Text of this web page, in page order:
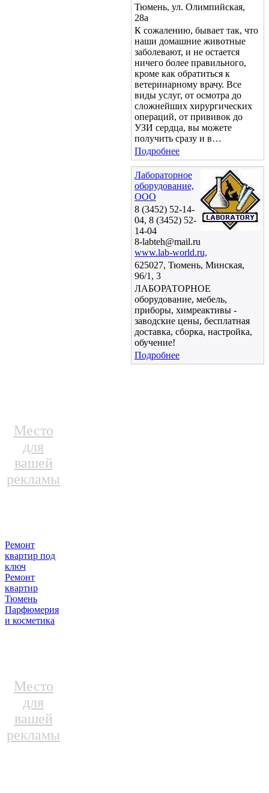
Тюмень, ул. Олимпийская,
28а
К сожалению, бывает так, что
наши домашние животные
заболевают, и не остается
ничего более правильного,
кроме как обратиться к
ветеринарному врачу. Все
виды услуг, от осмотра до
сложнейших хирургических
операций, от прививок до
УЗИ сердца, вы можете
получить сразу и в…
Подробнее
Лабораторное
оборудование,
ООО
8 (3452) 52-14-
04, 8 (3452) 52-
14-04
8-labteh@mail.ru
www.lab-world.ru,
625027, Тюмень, Минская,
96/1, 3
ЛАБОРАТОРНОЕ
оборудование, мебель,
приборы, химреактивы -
заводские цены, бесплатная
доставка, сборка, настройка,
обучение!
Подробнее
Место
для
вашей
рекламы
Ремонт
квартир под
ключ
Ремонт
квартир
Тюмень
Парфюмерия
и косметика
Место
для
вашей
рекламы